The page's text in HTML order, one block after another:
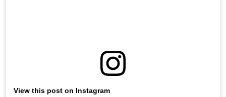
View this post on Instagram